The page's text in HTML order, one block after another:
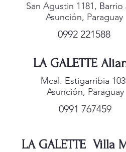
San Agustin 1181, Barrio
Asunción, Paraguay
0992 221588
LA GALETTE
Mcal. Estigarribia
Asunción, Paraguay
0991 767459
LA GALETTE Villa